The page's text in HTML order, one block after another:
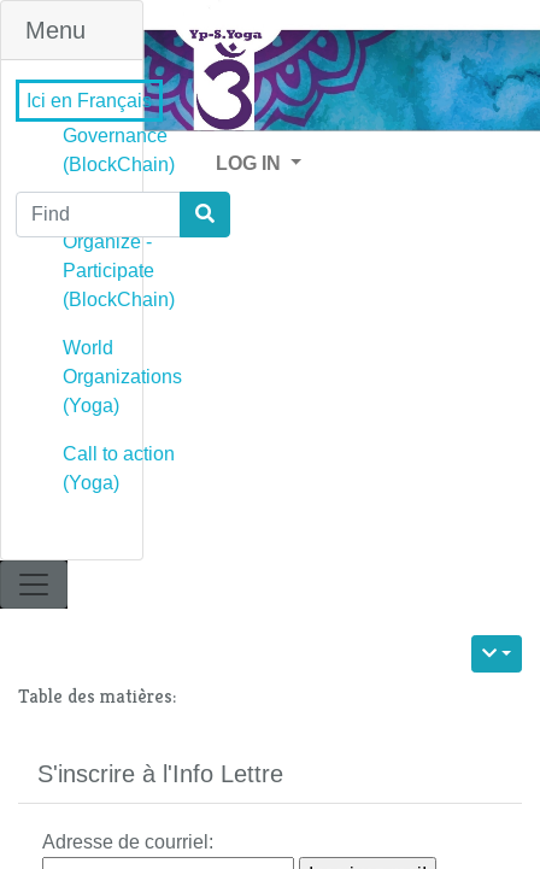
Menu
Governance
(BlockChain)
Governance -
Organize -
Participate
(BlockChain)
World
Organizations
(Yoga)
Call to action
(Yoga)
Ici en Français
LOG IN
Find
Table des matières:
S'inscrire à l'Info Lettre
Adresse de courriel: